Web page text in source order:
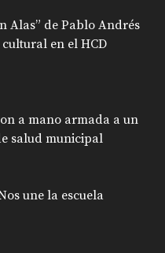
Alas” de Pablo Andrés
en el HCD
a mano armada a un
salud municipal
une la escuela